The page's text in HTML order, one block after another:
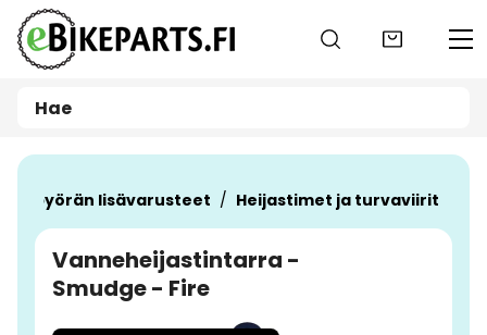
Siirry pääsisältöön
lisävarusteet Heijastimet ja turvaviirit
Vanneheijastintarra -
Smudge - Fire
Ohita kuvat